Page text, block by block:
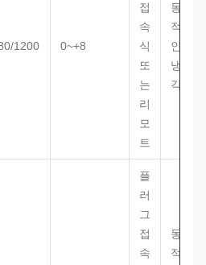
1200 0~+8
접
속
식
또
는
리
모
트
동
적
인
냉
각
플
러
그
접
속
동
적